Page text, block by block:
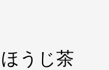
ほうじ茶